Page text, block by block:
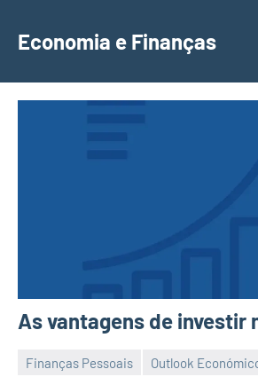
para
conteúdo
Economia e Finanças
Depósitos
As vantagens de investir
Finanças Pessoais
Outlook